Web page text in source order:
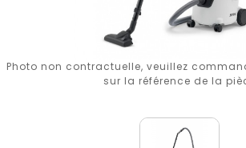
Photo non contractuelle, veuillez
sur la référence de la